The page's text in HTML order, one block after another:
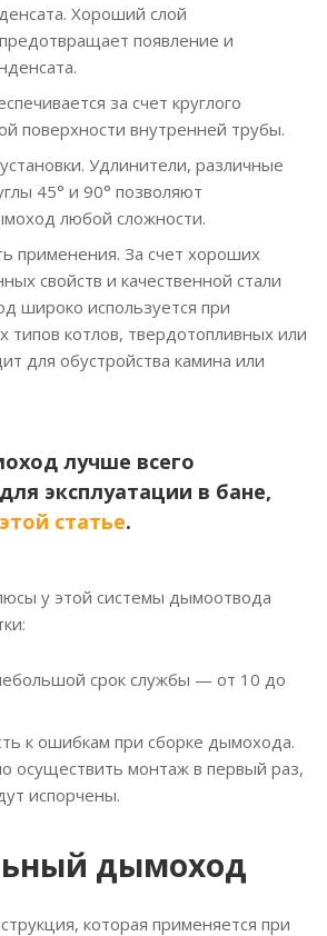
Хороший слой
появление и
за счет круглого
поверхности внутренней трубы.
Удлинители, различные
45° и 90° позволяют
любой сложности.
применения. За счет хороших
свойств и качественной стали
широко используется при
типов котлов, твердотопливных или
для обустройства камина или
лучше всего
эксплуатации в бане,
статье.
у этой системы дымоотвода
срок службы — от 10 до
к ошибкам при сборке дымохода.
осуществить монтаж в первый раз,
испорчены.
дымоход
которая применяется при